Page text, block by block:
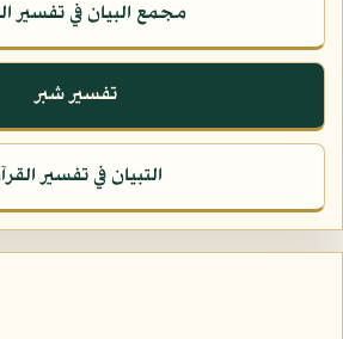
مجمع البيان في تفسير
تفسير شبر
التبيان في تفسير